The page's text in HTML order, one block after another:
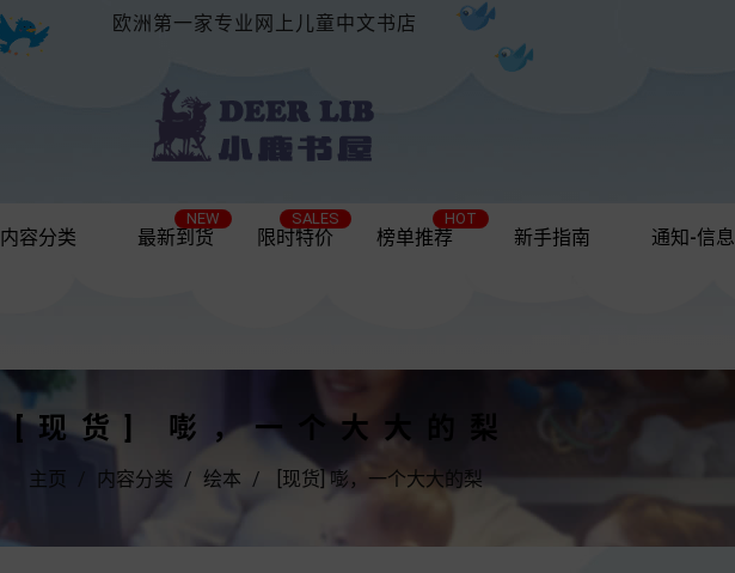
欧洲第一家专业网上儿童中文书店
内容分类 最新到货
NEW
限时特价
SALES
榜单推荐
HOT
新手指南 通知-信息
[现货] 嘭，一个大大的梨
主页 内容分类 绘本 [现货] 嘭，一个大大的梨